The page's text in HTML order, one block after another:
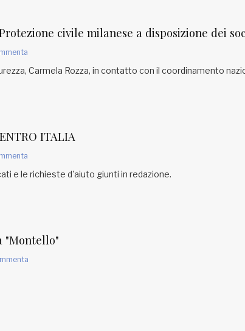
civile milanese a disposizione dei
Carmela Rozza, in contatto con il coordinamento
ITALIA
e le richieste d'aiuto giunti in redazione.
"Montello"